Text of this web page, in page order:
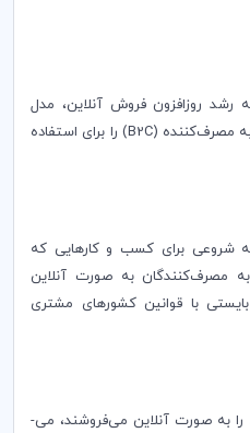
به رشد روزافزون فروش آنلاین، مدل
شرایط فروش آنلاین با عنوان بنگاه به مصرف‌کننده (B2C) را برای استفاده
شروعی برای کسب و کارهایی که
مصرف­‌کنندگان به صورت آنلاین
با قوانین کشورهای مشتری
کسب و کارهایی که محصولات خود را به صورت آنلاین می­‌فروشند، می‌­